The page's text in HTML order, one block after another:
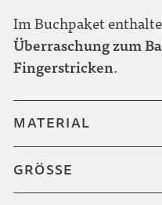
Im Buchpaket
Überraschung zum
Fingerstricken.
MATERIAL
GRÖSSE